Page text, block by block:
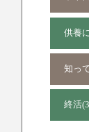
供養
知っ
終活